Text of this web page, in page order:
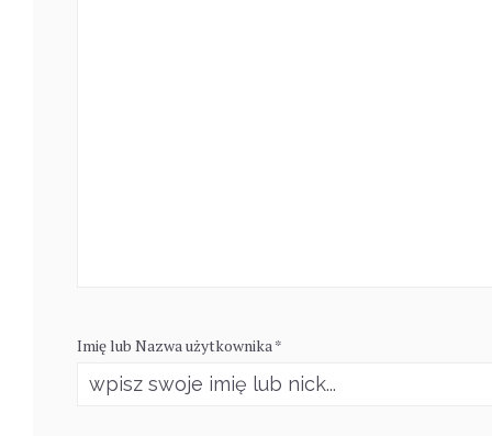
Imię lub Nazwa użytkownika *